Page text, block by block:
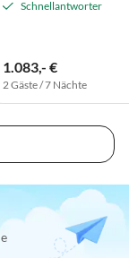
Schnellantworter
1.083,- €
2 Gäste / 7 Nächte